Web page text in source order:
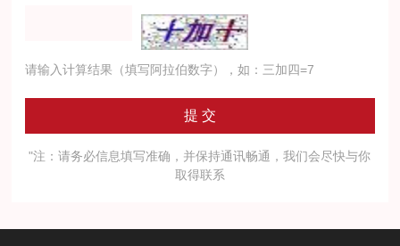
请输入计算结果（填写阿拉伯数字），如：三加四=7
"注：请务必信息填写准确，并保持通讯畅通，我们会尽快与你
取得联系